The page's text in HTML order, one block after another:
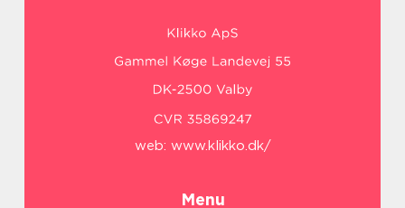
web: www.klikko.dk/
Menu